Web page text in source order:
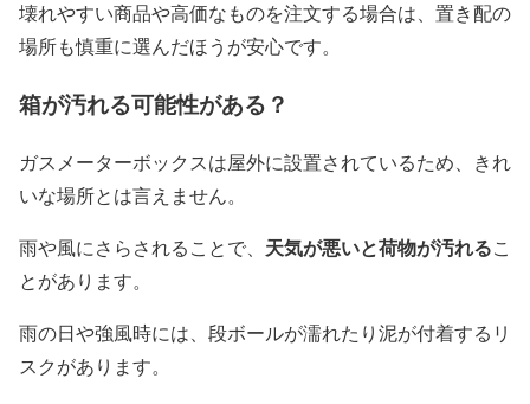
壊れやすい商品や高価なものを注文する場合は、置き配の
場所も慎重に選んだほうが安心です。
箱が汚れる可能性がある？
ガスメーターボックスは屋外に設置されているため、きれ
いな場所とは言えません。
雨や風にさらされることで、 天気が悪いと荷物が汚れるこ
とがあります。
雨の日や強風時には、段ボールが濡れたり泥が付着するリ
スクがあります。